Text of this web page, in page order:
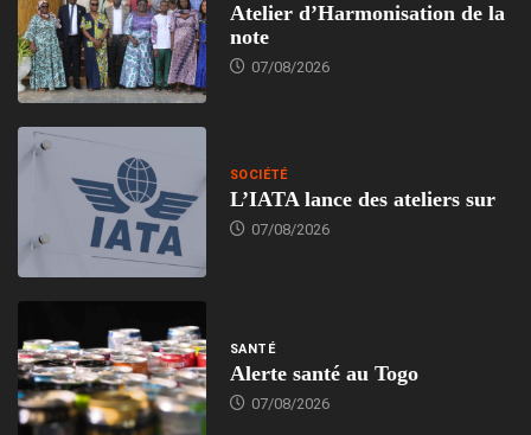
Atelier d’Harmonisation de la
note
07/08/2026
SOCIÉTÉ
L’IATA lance des ateliers sur
07/08/2026
SANTÉ
Alerte santé au Togo
07/08/2026